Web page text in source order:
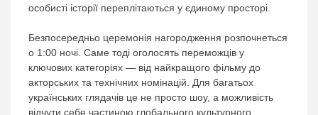
особисті історії переплітаються у єдиному просторі.
Безпосередньо церемонія нагородження розпочнеться
о 1:00 ночі. Саме тоді оголосять переможців у
ключових категоріях — від найкращого фільму до
акторських та технічних номінацій. Для багатьох
українських глядачів це не просто шоу, а можливість
відчути себе частиною глобального культурного